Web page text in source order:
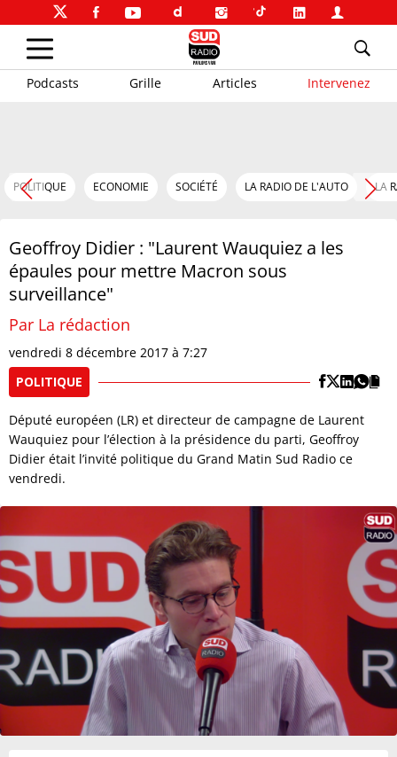
Podcasts Grille Articles Intervenez
POLITIQUE ECONOMIE SOCIÉTÉ LA RADIO DE L'AUTO LA
Geoffroy Didier : "Laurent Wauquiez a les
épaules pour mettre Macron sous
surveillance"
Par La rédaction
vendredi 8 décembre 2017 à 7:27
POLITIQUE
Député européen (LR) et directeur de campagne de Laurent
Wauquiez pour l’élection à la présidence du parti, Geoffroy
Didier était l’invité politique du Grand Matin Sud Radio ce
vendredi.